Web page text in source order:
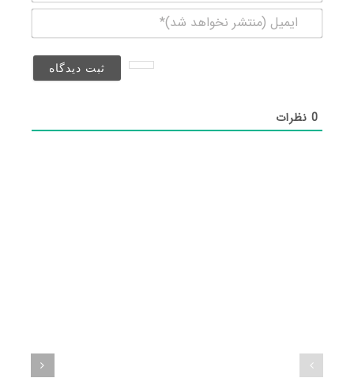
(منتشر
0نظرات